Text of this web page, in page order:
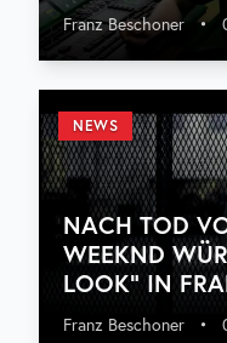
Franz Beschoner •
NEWS
NACH TOD
WEEKND
LOOK“ IN
Franz Beschoner •